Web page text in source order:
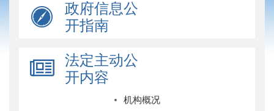
政府信息公
开指南
法定主动公
开内容
机构概况